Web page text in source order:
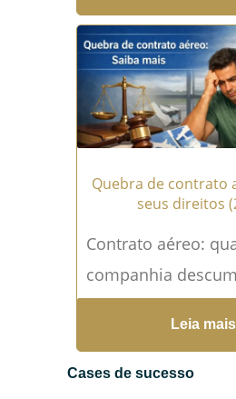
tem se tornado
comum no... Leia
Quebra de contrato
seus direitos
Contrato aéreo:
companhia
prometeu O
não envolve apenas
transporte do
Leia mais
Cases de sucesso